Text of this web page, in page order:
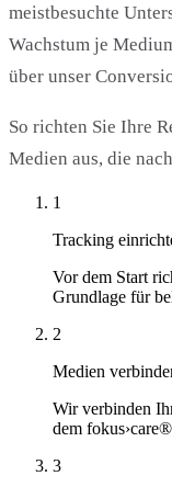
meistbesuchte
Wachstum je
über unser
So richten Sie Ihre
Medien aus, die
1
Tracking
Vor dem Start
Grundlage für
2
Medien
Wir verbinden
dem
3